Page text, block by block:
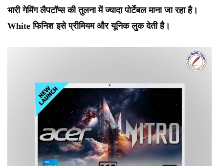
भारी गेमिंग लैपटॉप्स की तुलना में ज्यादा पोर्टेबल माना जा रहा है।
White फिनिश इसे प्रीमियम और यूनिक लुक देती है।